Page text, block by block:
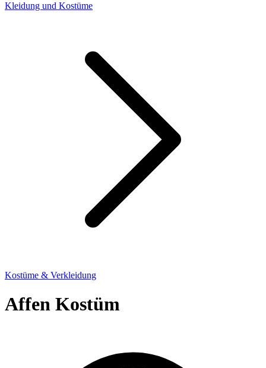
Kleidung und Kostüme
Kostüme & Verkleidung
Affen Kostüm